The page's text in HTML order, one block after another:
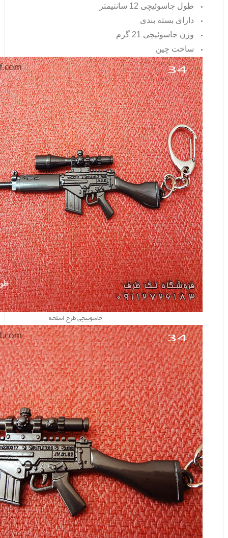
طول جاسوئیچی 12 سانتیمتر
دارای بسته بندی
وزن جاسوئیچی 21 گرم
ساخت چین
جاسوییچی طرح اسلحه